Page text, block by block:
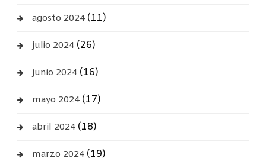
agosto 2024(11)
julio 2024(26)
junio 2024(16)
mayo 2024(17)
abril 2024(18)
marzo 2024(19)